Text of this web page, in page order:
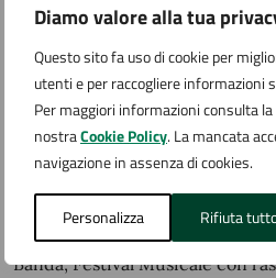
Diamo valore alla tua
Questo sito fa uso di cookie per
utenti e per raccogliere informazioni
Per maggiori informazioni consulta
nostraCookie Policy. La mancata
navigazione in assenza di cookies.
Personalizza Rifiuta
sera conferenza dedicata alla
un meraviglioso viaggio
Seguirà infine una visita-focus
terracotta dello scultore
le collezioni
archeologiche.
Domenica 6 luglio ore 17.30
Banda, Festival Musicale con